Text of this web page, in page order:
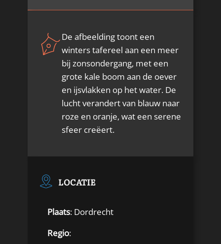
De afbeelding toont een
winters tafereel aan een meer
bij zonsondergang, met een
grote kale boom aan de oever
en ijsvlakken op het water. De
lucht verandert van blauw naar
roze en oranje, wat een serene
sfeer creëert.
LOCATIE
Plaats: Dordrecht
Regio: